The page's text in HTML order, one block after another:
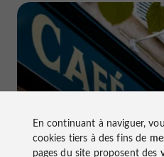
En continuant à naviguer,
cookies tiers à des fins de
pages du site proposent des